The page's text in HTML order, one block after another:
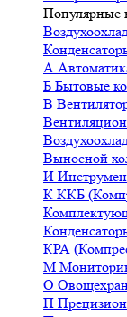
Популярные
А
Б Бытовые
В
Выносной
И
К ККБ
КРА
М
О
П